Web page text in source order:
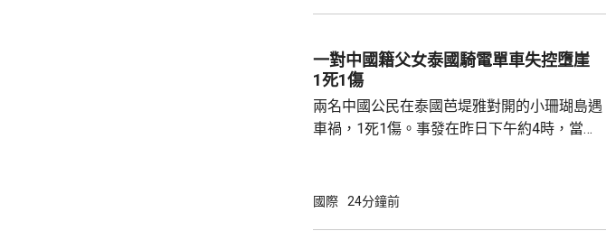
槍手曾在課室外的走廊行過，亦有人拍到他為
手槍換子彈。校方事後疏散學生，警方圍封校
園，共檢獲34發子彈和2個備...
一對中國籍父女泰國騎電單車失控墮崖
1死1傷
兩名中國公民在泰國芭堤雅對開的小珊瑚島遇
車禍，1死1傷。事發在昨日下午約4時，當地
歲父親當場死亡，年約30歲的女兒受傷送院救
國際 24分鐘前